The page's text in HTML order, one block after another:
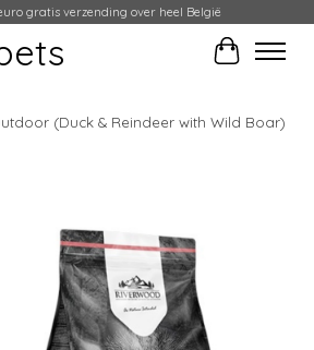
gratis verzending over heel België
(Duck & Reindeer with Wild Boar)